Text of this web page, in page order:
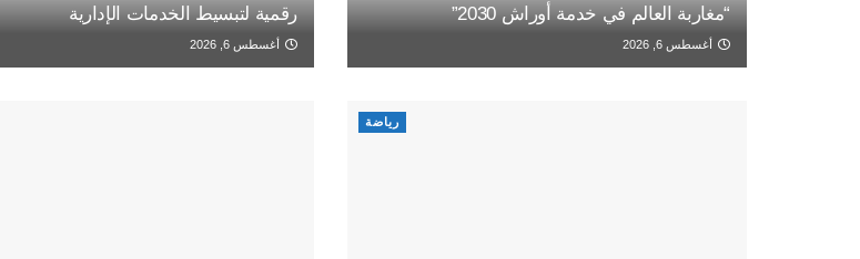
“مغاربة العالم في خدمة أوراش 2030”
أغسطس 6, 2026
رقمية لتبسيط الخدمات الإدارية
أغسطس 6, 2026
رياضة